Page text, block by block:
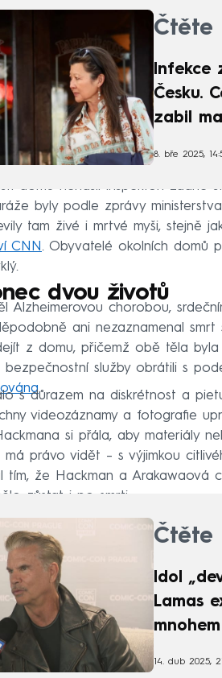
Čtěte
Infekce
Česku.
zabil
8. bře 2025,
domu nenašli inspektoři žádné
byly podle zprávy
tam živé i mrtvé myši, stejně
CNN. Obyvatelé okolních domů
dvou životů
Alzheimerovou chorobou,
ani nezaznamenal smrt
z domu, přičemž obě těla
služby obrátili s
.
s důrazem na diskrétnost a
videozáznamy a fotografie
si přála, aby materiály
právo vidět – s výjimkou
tím, že Hackman a Arakawaová
zůstat i po smrti.
Čtěte
Idol
Lamas
14. dub 2025,